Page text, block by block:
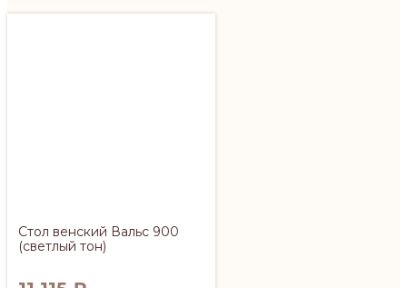
Стол венский Вальс 900
(светлый тон)